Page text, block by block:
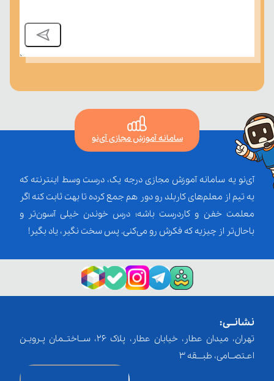
سامانه آموزش مجازی آی‌نو
آی‌نو یه سامانه آموزش مجازی درجه یک، درست وسط اینترنته که
یه تیم از معلم‌‌های کاربلد رو دور هم جمع کرده تا بهت ثابت کنه اگر
معلمت خفن و کاردرست باشه؛ درس خوندن خیلی آسون‌تر و
باحال‌تر از چیزیه که فکرش رو می‌کنی. پس سخت نگیر، یاد بگیر!
نشانــی:
تهران، میدان عطار، خیابان عطار، پلاک 26، ســاختــمان پـرویـن
اعـتصــامی، طبـــقه 3